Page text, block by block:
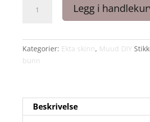
veske
whisky
farge
antall
Legg i
Kategorier: Ekta skinn, Muud DIY
bunn
Beskrivelse